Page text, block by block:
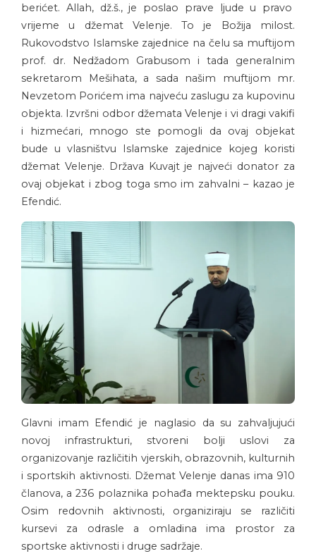
berićet. Allah, dž.š., je poslao prave ljude u pravo
vrijeme u džemat Velenje. To je Božija milost.
Rukovodstvo Islamske zajednice na čelu sa muftijom
prof. dr. Nedžadom Grabusom i tada generalnim
sekretarom Mešihata, a sada našim muftijom mr.
Nevzetom Porićem ima najveću zaslugu za kupovinu
objekta. Izvršni odbor džemata Velenje i vi dragi vakifi
i hizmećari, mnogo ste pomogli da ovaj objekat
bude u vlasništvu Islamske zajednice kojeg koristi
džemat Velenje. Država Kuvajt je najveći donator za
ovaj objekat i zbog toga smo im zahvalni – kazao je
Efendić.
Glavni imam Efendić je naglasio da su zahvaljujući
novoj infrastrukturi, stvoreni bolji uslovi za
organizovanje različitih vjerskih, obrazovnih, kulturnih
i sportskih aktivnosti. Džemat Velenje danas ima 910
članova, a 236 polaznika pohađa mektepsku pouku.
Osim redovnih aktivnosti, organiziraju se različiti
kursevi za odrasle a omladina ima prostor za
sportske aktivnosti i druge sadržaje.